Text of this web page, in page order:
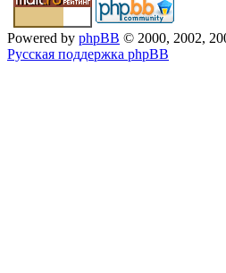
Powered by phpBB © 2000, 2002,
Русская поддержка phpBB